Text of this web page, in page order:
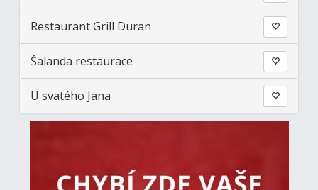
Restaurant Grill Duran
Šalanda restaurace
U svatého Jana